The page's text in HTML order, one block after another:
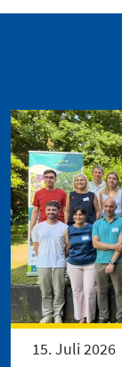
15. Juli 2026